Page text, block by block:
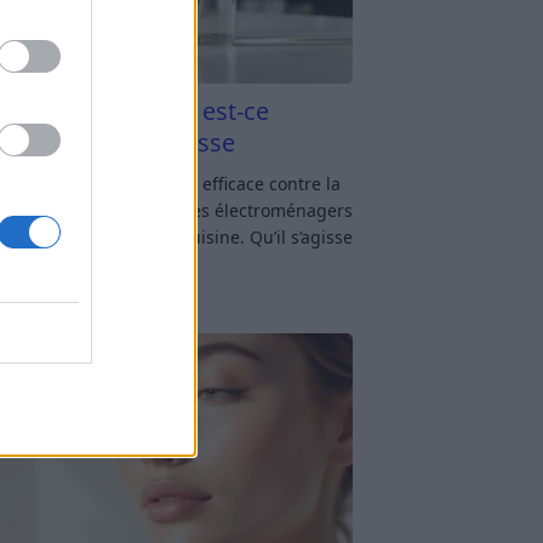
blanc et four est-ce
contre la graisse
blanc et four : est-ce efficace contre la
? Le four fait partie des électroménagers
sollicités dans une cuisine. Qu’il s’agisse